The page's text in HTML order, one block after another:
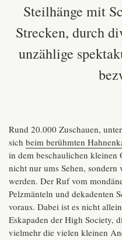
Steilhänge mit
Strecken, durch
unzählige
Rund 20.000 Zuschauen,
sich beim berühmten
in dem beschaulichen
nicht nur ums Sehen, sondern
werden. Der Ruf vom
Pelzmänteln und dekadenten
voraus. Dabei ist es nicht
Eskapaden der High Society,
vielmehr die vielen kleinen